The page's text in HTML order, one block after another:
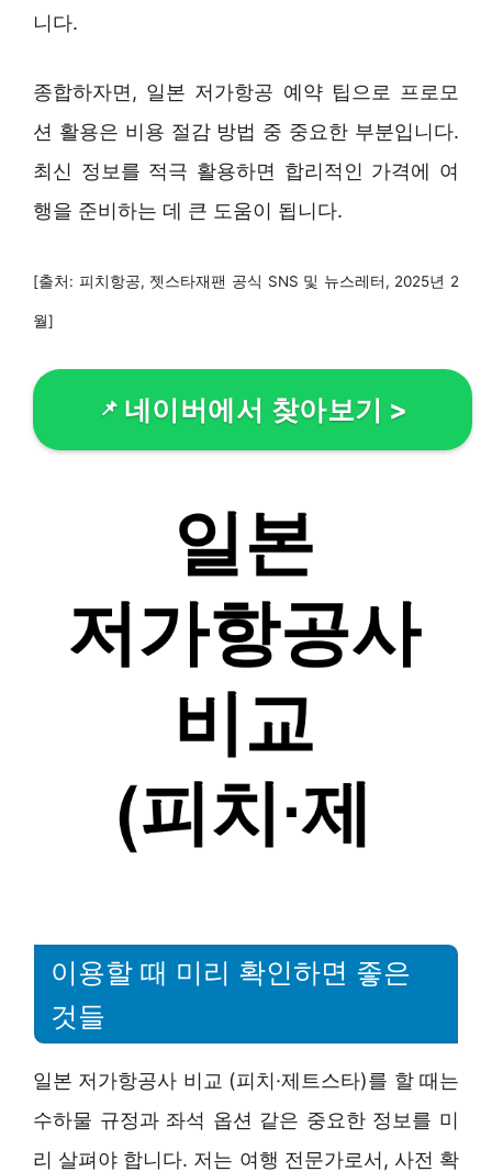
니다.
종합하자면, 일본 저가항공 예약 팁으로 프로모
션 활용은 비용 절감 방법 중 중요한 부분입니다.
최신 정보를 적극 활용하면 합리적인 가격에 여
행을 준비하는 데 큰 도움이 됩니다.
[출처: 피치항공, 젯스타재팬 공식 SNS 및 뉴스레터, 2025년 2
월]
네이버에서 찾아보기 >
이용할 때 미리 확인하면 좋은
것들
일본 저가항공사 비교 (피치·제트스타)를 할 때는
수하물 규정과 좌석 옵션 같은 중요한 정보를 미
리 살펴야 합니다. 저는 여행 전문가로서, 사전 확